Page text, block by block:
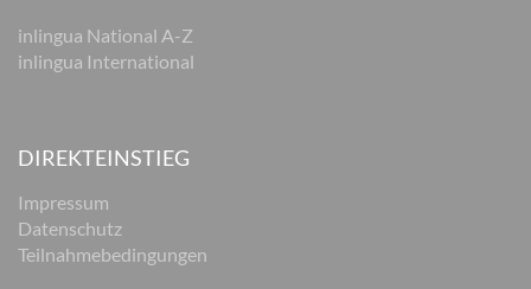
inlingua National A-Z
inlingua International
DIREKTEINSTIEG
Impressum
Datenschutz
Teilnahmebedingungen